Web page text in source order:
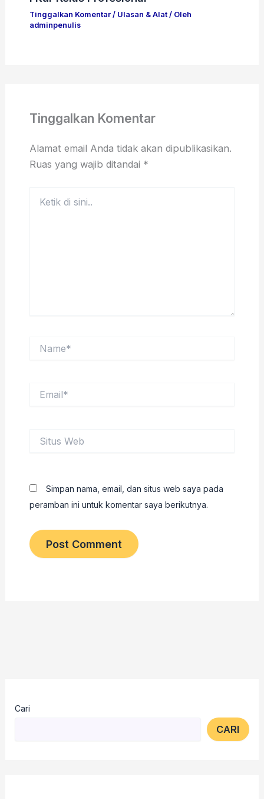
Tinggalkan Komentar / Ulasan & Alat/ Oleh
adminpenulis
Tinggalkan Komentar
Alamat email Anda tidak akan dipublikasikan.
Ruas yang wajib ditandai *
Web
Simpan nama, email, dan situs web saya pada
peramban ini untuk komentar saya berikutnya.
Cari
CARI